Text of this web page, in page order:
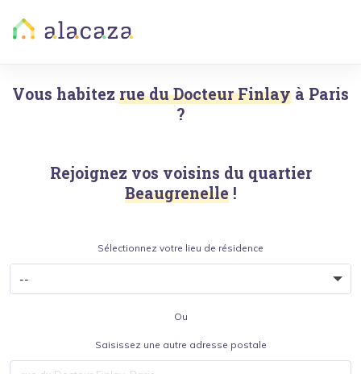
Vous habitez rue du Docteur Finlay à Paris
?
Rejoignez vos voisins du quartier
Beaugrenelle !
Sélectionnez votre lieu de résidence
Ou
Saisissez une autre adresse postale